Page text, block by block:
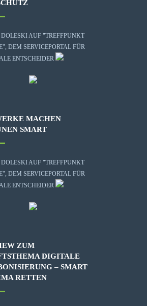
AUF "TREFFPUNKT
DEM SERVICEPORTAL FÜR
ENTSCHEIDER
MACHEN
SMART
AUF "TREFFPUNKT
DEM SERVICEPORTAL FÜR
ENTSCHEIDER
ZUM
DIGITALE
– SMART
RETTEN